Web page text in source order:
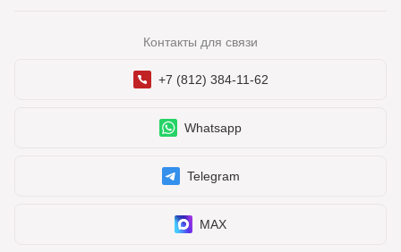
Контакты для связи
+7 (812) 384-11-62
Whatsapp
Telegram
MAX